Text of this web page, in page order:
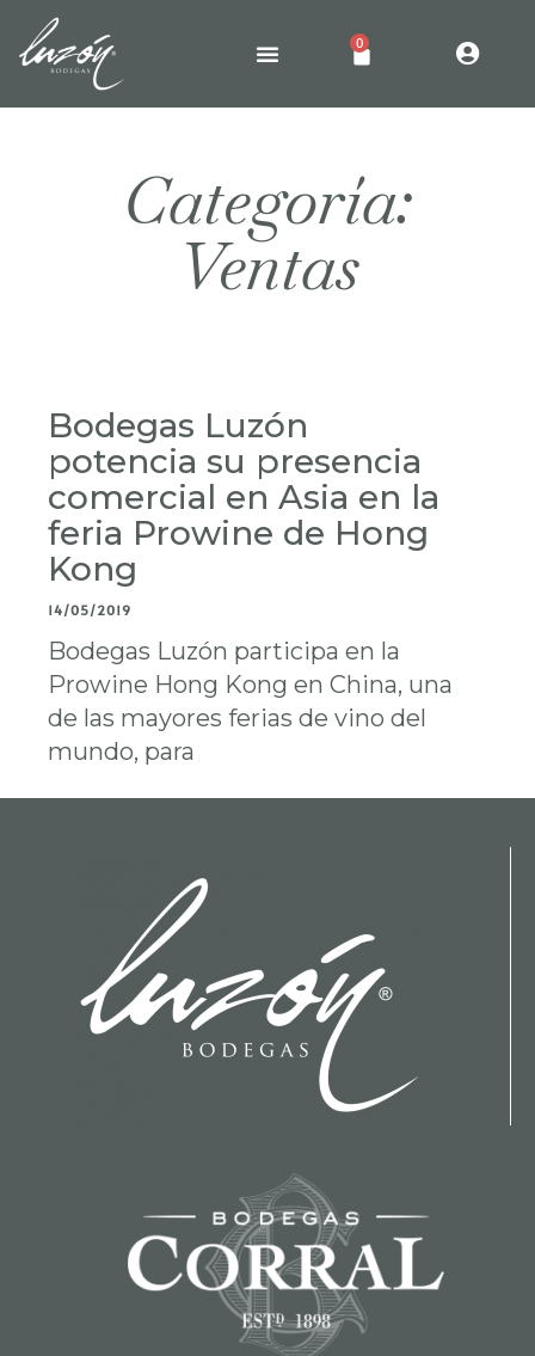
0
Categoría:
Ventas
Bodegas Luzón
potencia su presencia
comercial en Asia en la
feria Prowine de Hong
Kong
14/05/2019
Bodegas Luzón participa en la
Prowine Hong Kong en China, una
de las mayores ferias de vino del
mundo, para